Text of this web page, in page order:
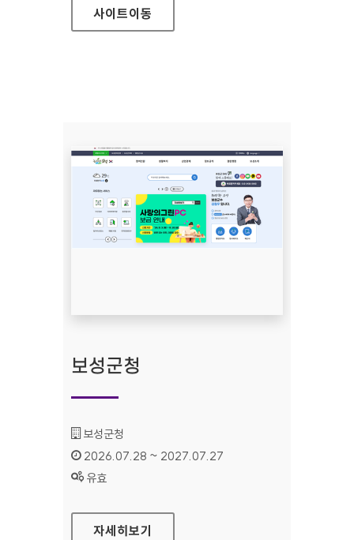
사이트이동
보성군청
기관명 :
보성군청
인증기간 :
2026.07.28 ~ 2027.07.27
상태 :
유효
보성군청
자세히보기